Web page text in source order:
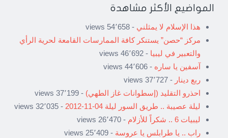
المواضيع الأكثر مشاهدة
هذا الإسلام لا يمثلني - 54٬658 views
مركز “حصن” يستنكر كافة الممارسات القامعة لحرية الرأي
والتعبير في ليبيا - 46٬692 views
آسفين يا ساره - 44٬606 views
ربع دينار - 37٬727 views
احذرو التقليد (إسطوانات غاز الطهي) - 37٬199 views
ليلة عصيبة .. طريق السور ليلة 04-11-2012
- 32٬035 views
ليبيات 6 .. شكراً للأزلام
- 26٬470 views
راب .. يا طرابلس يا عروسة - 25٬409 views